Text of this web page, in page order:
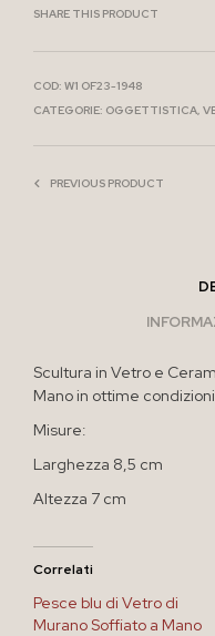
SHARE THIS PRODUCT
COD: W1 OF23-1948
CATEGORIE: OGGETTISTICA,
PREVIOUS PRODUCT
Scultura in Vetro e
Mano in ottime
Misure:
Larghezza 8,5 cm
Altezza 7 cm
Correlati
Pesce blu di Vetro di
Murano Soffiato a Mano